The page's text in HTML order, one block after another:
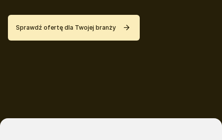
Sprawdź ofertę dla Twojej branży